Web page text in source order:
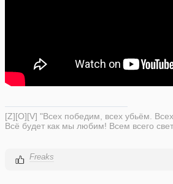
[Z][O][V] "Всех победим, всех убьём.
Всё будет как мы любим! Всем всего
Freaks